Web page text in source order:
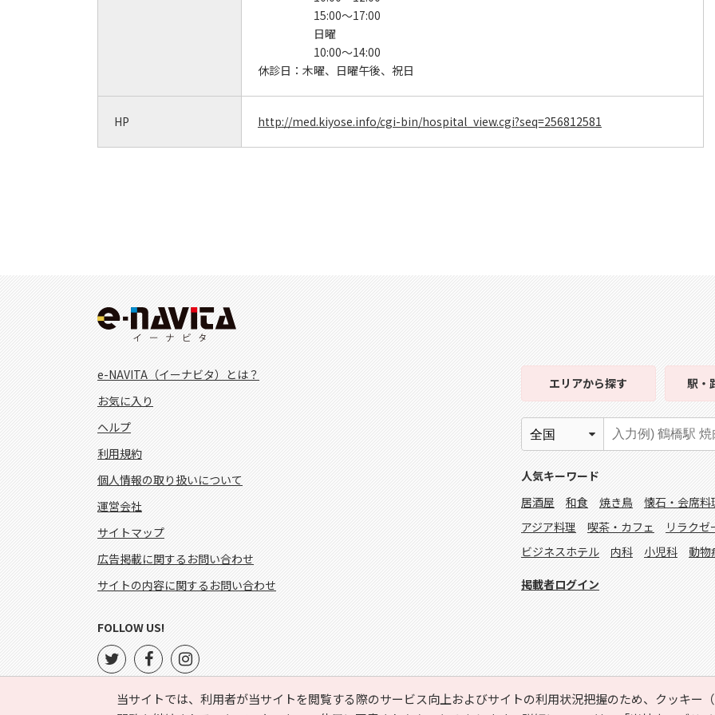
15:00～17:00
日曜
10:00～14:00
休診日： 木曜、日曜午後、祝日
HP http://med.kiyose.info/cgi-bin/hospital_view.cgi?seq=256812581
当サイトでは、利用者が当サイトを閲覧する際のサービス向上およびサイトの利用状況把握のため、クッキー
e-NAVITA（イーナビタ）とは？
お気に入り
ヘルプ
利用規約
個人情報の取り扱いについて
運営会社
サイトマップ
広告掲載に関するお問い合わせ
サイトの内容に関するお問い合わせ
エリアから探す 駅・
人気キーワード
居酒屋
和食 焼き鳥 懐石・会席料
アジア料理
喫茶・カフェ リラクゼ
ビジネスホテル
内科 小児科 動物
掲載者ログイン
FOLLOW US!